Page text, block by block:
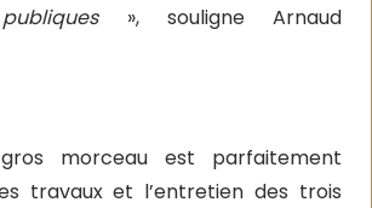
», souligne Arnaud
morceau est parfaitement
travaux et l’entretien des trois